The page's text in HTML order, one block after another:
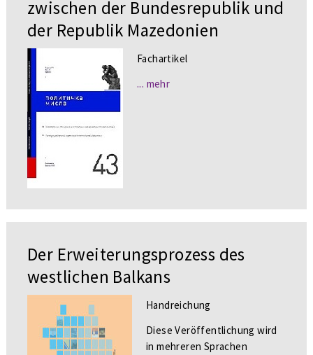
zwischen der Bundesrepublik und
der Republik Mazedonien
Fachartikel
... mehr
Der Erweiterungsprozess des
westlichen Balkans
Handreichung
Diese Veröffentlichung wird
in mehreren Sprachen